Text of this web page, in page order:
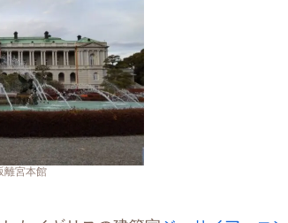
離宮本館